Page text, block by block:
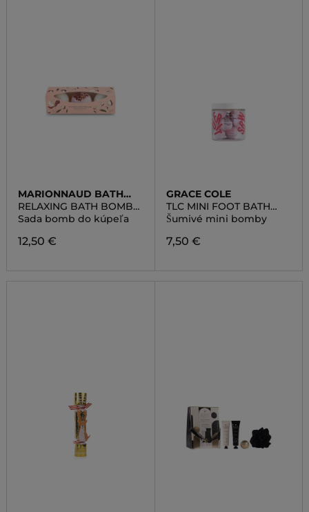
MARIONNAUD BATH
LINE
RELAXING BATH BOMB
TRIO
Sada bomb do kúpeľa
12,50 €
GRACE COLE
TLC MINI FOOT BATH
BOMBS
Šumivé mini bomby
7,50 €